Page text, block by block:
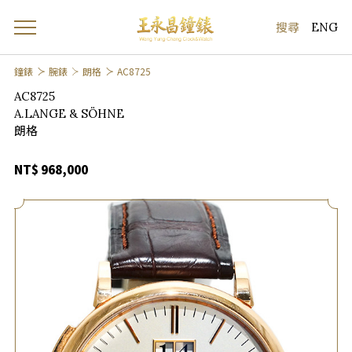
ENG
鐘錶 腕錶 朗格 AC8725
AC8725
A.LANGE & SÖHNE
朗格
NT$ 968,000